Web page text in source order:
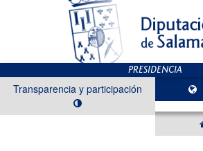
Transparencia y participación